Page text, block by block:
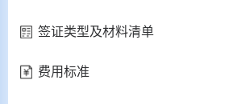
签证类型及材料清单
费用标准